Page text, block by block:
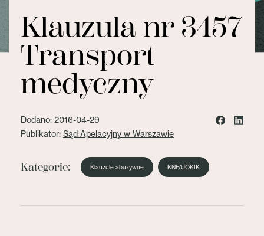
Klauzula nr 3457
Transport
medyczny
Dodano: 2016-04-29
Publikator: Sąd Apelacyjny w Warszawie
Kategorie: Klauzule abuzywne KNF/UOKIK